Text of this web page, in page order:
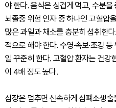
야 한다. 음식은 싱겁게 먹고, 수분을
뇌졸중 위험 인자 중 하나인 고혈압
많은 과일과 채소를 충분히 섭취한
적으로 해야 한다. 수영·속보·조깅
일 꾸준히 한다. 고혈압 환자는 건강
이 4배 정도 높다.
심장은 멈추면 신속하게 심폐소생술